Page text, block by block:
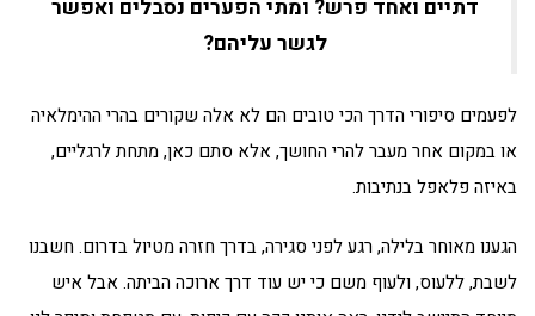
דתיים ואחד פרש? ומתי הפערים נסבלים ואפשר
לגשר עליהם?
לפעמים סיפורי הדרך הכי טובים הם לא אלה שקורים בהרי ההימלאיה
או במקום אחר מעבר להרי החושך, אלא סתם כאן, מתחת לרגליים,
באיזה פלאפל בנתיבות.
הגענו מאוחר בלילה, רגע לפני סגירה, בדרך חזרה מטיול בדרום. חשבנו
לשבת, ללעוס, ולעוף משם כי יש עוד דרך ארוכה הביתה. אבל איש